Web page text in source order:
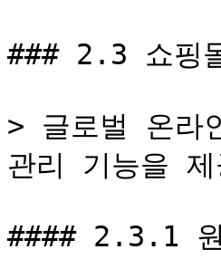
### 2.3 쇼핑
> 글로벌 온라
관리 기능을 제
#### 2.3.1 원